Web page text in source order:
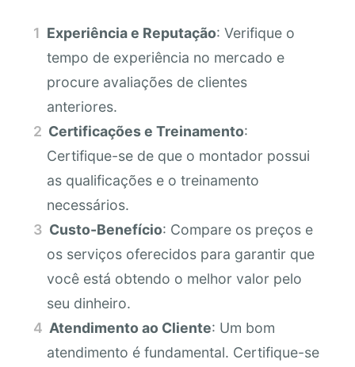
Experiência e Reputação: Verifique o
tempo de experiência no mercado e
procure avaliações de clientes
anteriores.
Certificações e Treinamento:
Certifique-se de que o montador possui
as qualificações e o treinamento
necessários.
Custo-Benefício: Compare os preços e
os serviços oferecidos para garantir que
você está obtendo o melhor valor pelo
seu dinheiro.
Atendimento ao Cliente: Um bom
atendimento é fundamental. Certifique-se